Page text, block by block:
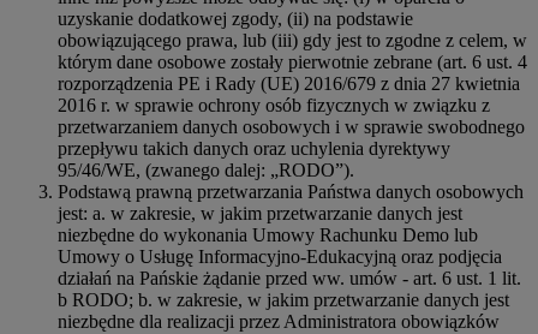
uzyskanie dodatkowej zgody, (ii) na podstawie
obowiązującego prawa, lub (iii) gdy jest to zgodne z celem, w
którym dane osobowe zostały pierwotnie zebrane (art. 6 ust. 4
rozporządzenia PE i Rady (UE) 2016/679 z dnia 27 kwietnia
2016 r. w sprawie ochrony osób fizycznych w związku z
przetwarzaniem danych osobowych i w sprawie swobodnego
przepływu takich danych oraz uchylenia dyrektywy
95/46/WE, (zwanego dalej: „RODO”).
Podstawą prawną przetwarzania Państwa danych osobowych
jest: a. w zakresie, w jakim przetwarzanie danych jest
niezbędne do wykonania Umowy Rachunku Demo lub
Umowy o Usługę Informacyjno-Edukacyjną oraz podjęcia
działań na Pańskie żądanie przed ww. umów - art. 6 ust. 1 lit.
b RODO; b. w zakresie, w jakim przetwarzanie danych jest
niezbędne dla realizacji przez Administratora obowiązków